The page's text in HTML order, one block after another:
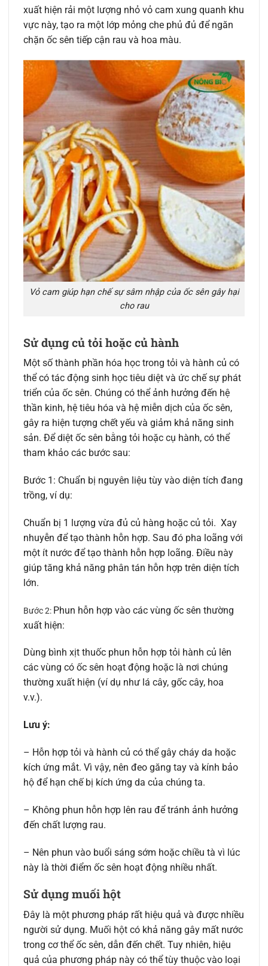
xuất hiện rải một lượng nhỏ vỏ cam xung quanh khu
vực này, tạo ra một lớp mỏng che phủ đủ để ngăn
chặn ốc sên tiếp cận rau và hoa màu.
Vỏ cam giúp hạn chế sự sâm nhập của ốc sên gây hại
cho rau
Sử dụng củ tỏi hoặc củ hành
Một số thành phần hóa học trong tỏi và hành củ có
thể có tác động sinh học tiêu diệt và ức chế sự phát
triển của ốc sên. Chúng có thể ảnh hưởng đến hệ
thần kinh, hệ tiêu hóa và hệ miễn dịch của ốc sên,
gây ra hiện tượng chết yếu và giảm khả năng sinh
sản. Để diệt ốc sên bằng tỏi hoặc cụ hành, có thể
tham khảo các bước sau:
Bước 1: Chuẩn bị nguyên liệu tùy vào diện tích đang
trồng, ví dụ:
Chuẩn bị 1 lượng vừa đủ củ hàng hoặc củ tỏi. Xay
nhuyễn để tạo thành hỗn hợp. Sau đó pha loãng với
một ít nước để tạo thành hỗn hợp loãng. Điều này
giúp tăng khả năng phân tán hỗn hợp trên diện tích
lớn.
Bước 2: Phun hỗn hợp vào các vùng ốc sên thường
xuất hiện:
Dùng bình xịt thuốc phun hỗn hợp tỏi hành củ lên
các vùng có ốc sên hoạt động hoặc là nơi chúng
thường xuất hiện (ví dụ như lá cây, gốc cây, hoa
v.v.).
Lưu ý:
– Hỗn hợp tỏi và hành củ có thể gây cháy da hoặc
kích ứng mắt. Vì vậy, nên đeo găng tay và kính bảo
hộ để hạn chế bị kích ứng da của chúng ta.
– Không phun hỗn hợp lên rau để tránh ảnh hưởng
đến chất lượng rau.
– Nên phun vào buổi sáng sớm hoặc chiều tà vì lúc
này là thời điểm ốc sên hoạt động nhiều nhất.
Sử dụng muối hột
Đây là một phương pháp rất hiệu quả và được nhiều
người sử dụng. Muối hột có khả năng gây mất nước
trong cơ thể ốc sên, dẫn đến chết. Tuy nhiên, hiệu
quả của phương pháp này có thể tùy thuộc vào loại